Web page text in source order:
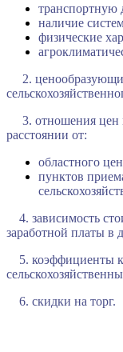
транспортную
наличие
физические
2.
3. отношения цен
расстоянии от:
областного
пунктов
4. зависимость
заработной платы в
5. коэффициенты
6. скидки на торг.